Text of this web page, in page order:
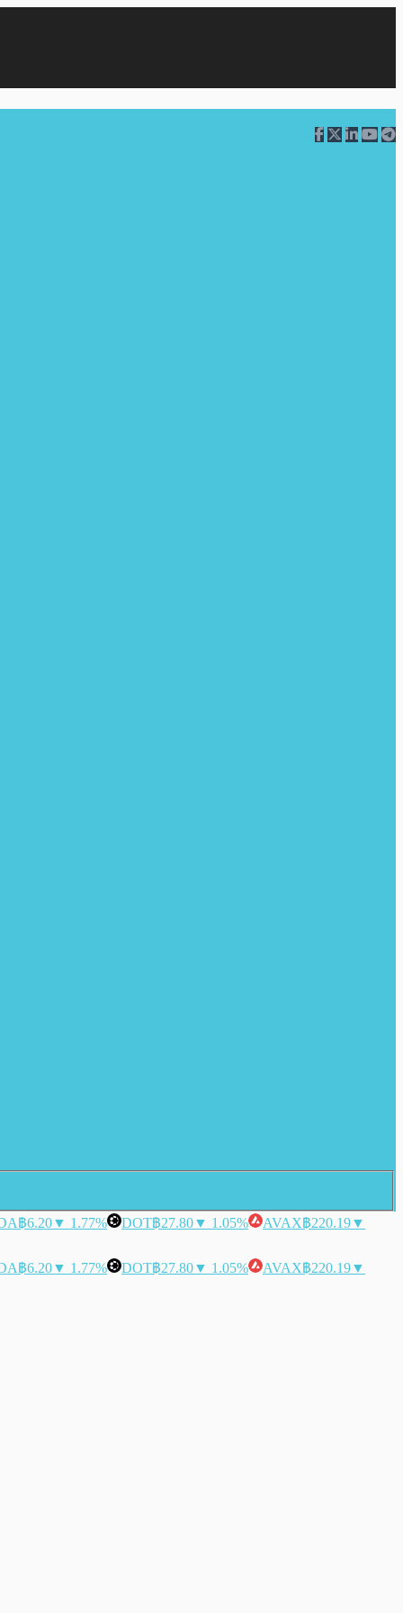
฿6.20▼ 1.77% DOT฿27.80▼ 1.05% AVAX฿220.19▼
฿6.20▼ 1.77% DOT฿27.80▼ 1.05% AVAX฿220.19▼